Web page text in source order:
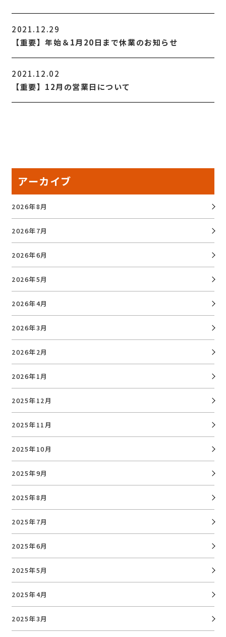
2021.12.29
【重要】年始＆1月20日まで休業のお知らせ
2021.12.02
【重要】12月の営業日について
アーカイブ
2026年8月
2026年7月
2026年6月
2026年5月
2026年4月
2026年3月
2026年2月
2026年1月
2025年12月
2025年11月
2025年10月
2025年9月
2025年8月
2025年7月
2025年6月
2025年5月
2025年4月
2025年3月